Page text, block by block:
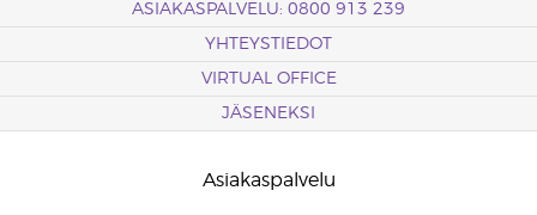
ASIAKASPALVELU: 0800 913 239
YHTEYSTIEDOT
VIRTUAL OFFICE
JÄSENEKSI
Asiakaspalvelu